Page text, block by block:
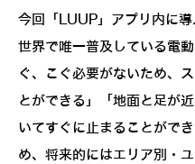
今回「LUUP」アプリ内に導
世界で唯一普及している電
ぐ、こぐ必要がないため、
とができる」「地面と足が
いてすぐに止まることがで
め、将来的にはエリア別・